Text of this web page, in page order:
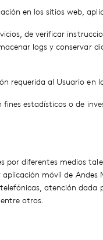
en los sitios web,
de verificar
logs y conservar
requerida al Usuario en
estadísticos o de
por diferentes medios
móvil de
atención
otros.